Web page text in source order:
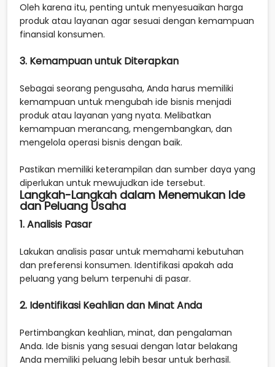
Oleh karena itu, penting untuk menyesuaikan harga
produk atau layanan agar sesuai dengan kemampuan
finansial konsumen.
3. Kemampuan untuk Diterapkan
Sebagai seorang pengusaha, Anda harus memiliki
kemampuan untuk mengubah ide bisnis menjadi
produk atau layanan yang nyata. Melibatkan
kemampuan merancang, mengembangkan, dan
mengelola operasi bisnis dengan baik.
Pastikan memiliki keterampilan dan sumber daya yang
diperlukan untuk mewujudkan ide tersebut.
Langkah-Langkah dalam Menemukan Ide
dan Peluang Usaha
1. Analisis Pasar
Lakukan analisis pasar untuk memahami kebutuhan
dan preferensi konsumen. Identifikasi apakah ada
peluang yang belum terpenuhi di pasar.
2. Identifikasi Keahlian dan Minat Anda
Pertimbangkan keahlian, minat, dan pengalaman
Anda. Ide bisnis yang sesuai dengan latar belakang
Anda memiliki peluang lebih besar untuk berhasil.